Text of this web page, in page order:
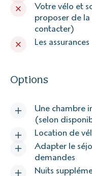
Votre vélo et
proposer de
contacter)
Les assurances
Options
Une chambre
(selon
Location de
Adapter le
demandes
Nuits